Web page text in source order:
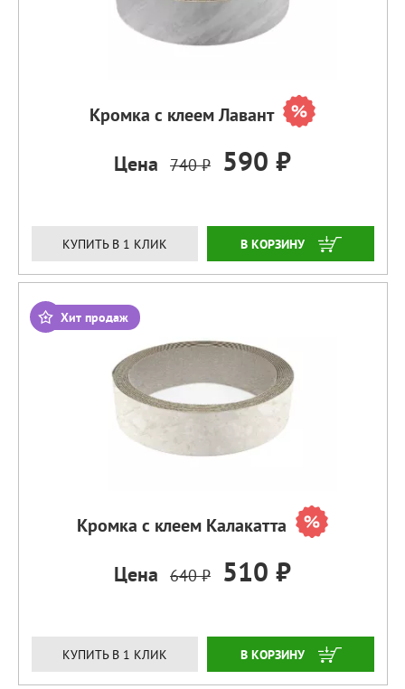
Кромка с клеем Лавант
Цена 740 ₽ 590 ₽
КУПИТЬ В 1 КЛИК ЗАКАЗАТЬ
Хит продаж
Кромка с клеем Калакатта
Цена 640 ₽ 510 ₽
КУПИТЬ В 1 КЛИК ЗАКАЗАТЬ